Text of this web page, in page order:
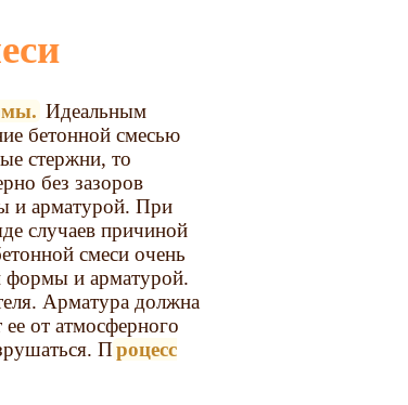
Идеальным
бетонной смесью
стержни, то
без зазоров
и арматурой. При
случаев причиной
смеси очень
формы и арматурой.
Арматура должна
от атмосферного
Процесс